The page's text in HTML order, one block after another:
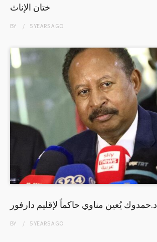
ختان الإناث
BY 5 YEARSAGO
د.حمدوك يُعين مناوي حاكماً لإقليم دارفور
BY 5 YEARSAGO